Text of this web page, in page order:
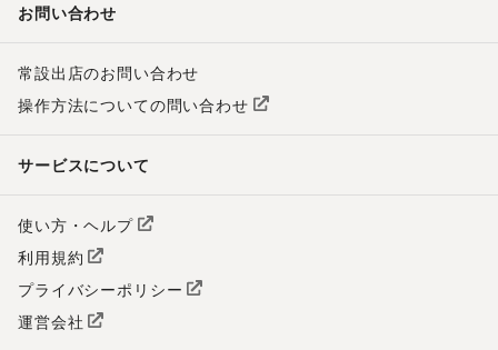
お問い合わせ
常設出店のお問い合わせ
操作方法についての問い合わせ
サービスについて
使い方・ヘルプ
利用規約
プライバシーポリシー
運営会社